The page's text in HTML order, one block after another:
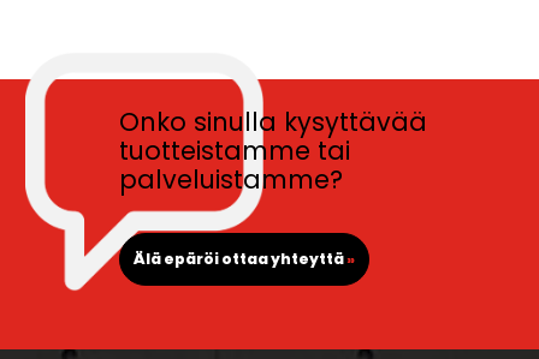
Onko sinulla kysyttävää
tuotteistamme tai
palveluistamme?
Älä epäröi ottaa yhteyttä»